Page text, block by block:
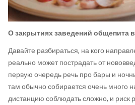
О закрытиях заведений общепита
Давайте разбираться, на кого
реально может пострадать от
первую очередь речь про бары и
там обычно собирается очень много
дистанцию соблюдать сложно, и риск